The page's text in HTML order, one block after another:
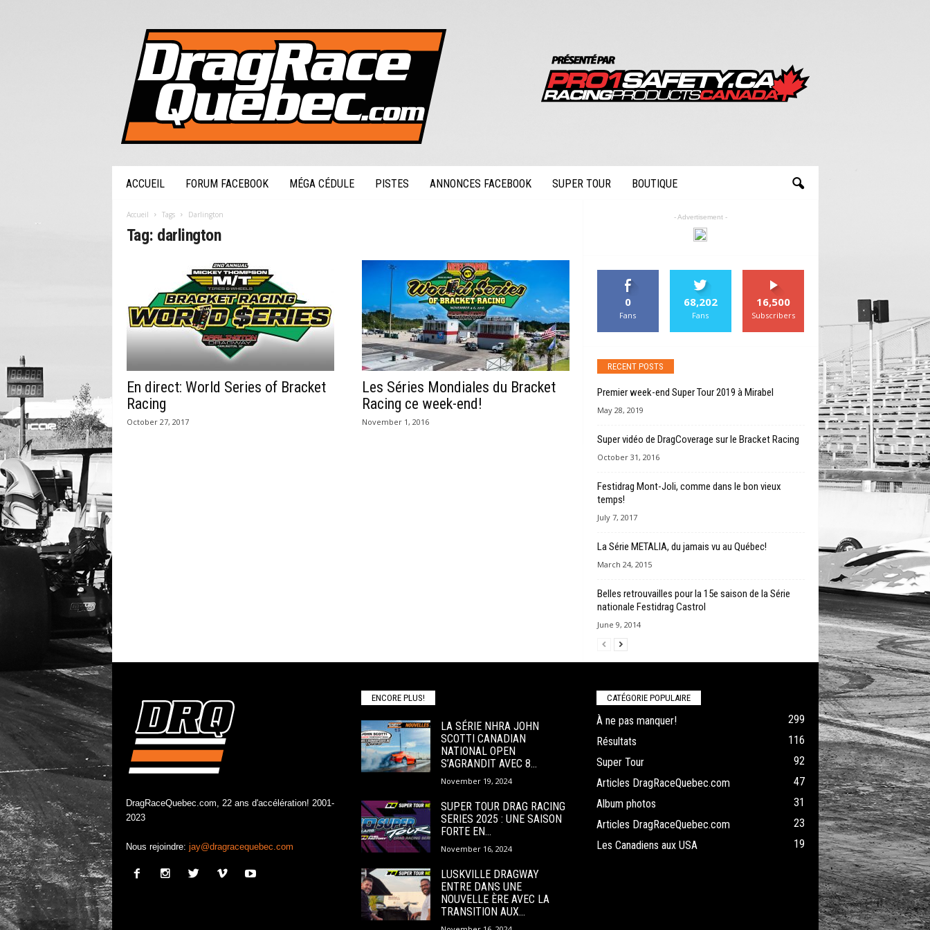
ACCUEIL FORUM FACEBOOK MÉGA CÉDULE PISTES ANNONCES FACEBOOK SUPER TOUR BOUTIQUE
Accueil Tags Darlington
Tag: darlington
En direct: World Series of Bracket
Racing
October 27, 2017
Les Séries Mondiales du Bracket
Racing ce week-end!
November 1, 2016
- Advertisement -
0
Fans
68,202
Fans
16,500
Subscribers
RECENT POSTS
Premier week-end Super Tour 2019 à Mirabel
May 28, 2019
Super vidéo de DragCoverage sur le Bracket Racing
October 31, 2016
Festidrag Mont-Joli, comme dans le bon vieux
temps!
July 7, 2017
La Série METALIA, du jamais vu au Québec!
March 24, 2015
Belles retrouvailles pour la 15e saison de la Série
nationale Festidrag Castrol
June 9, 2014
DragRaceQuebec.com, 22 ans d'accélération! 2001-
2023
Nous rejoindre: jay@dragracequebec.com
ENCORE PLUS!
LA SÉRIE NHRA JOHN
SCOTTI CANADIAN
NATIONAL OPEN
S’AGRANDIT AVEC 8...
November 19, 2024
SUPER TOUR DRAG RACING
SERIES 2025 : UNE SAISON
FORTE EN...
November 16, 2024
LUSKVILLE DRAGWAY
ENTRE DANS UNE
NOUVELLE ÈRE AVEC LA
TRANSITION AUX...
CATÉGORIE POPULAIRE
À ne pas manquer!
299
Résultats
116
Super Tour
92
Articles DragRaceQuebec.com
47
Album photos
31
Articles DragRaceQuebec.com
23
Les Canadiens aux USA
19